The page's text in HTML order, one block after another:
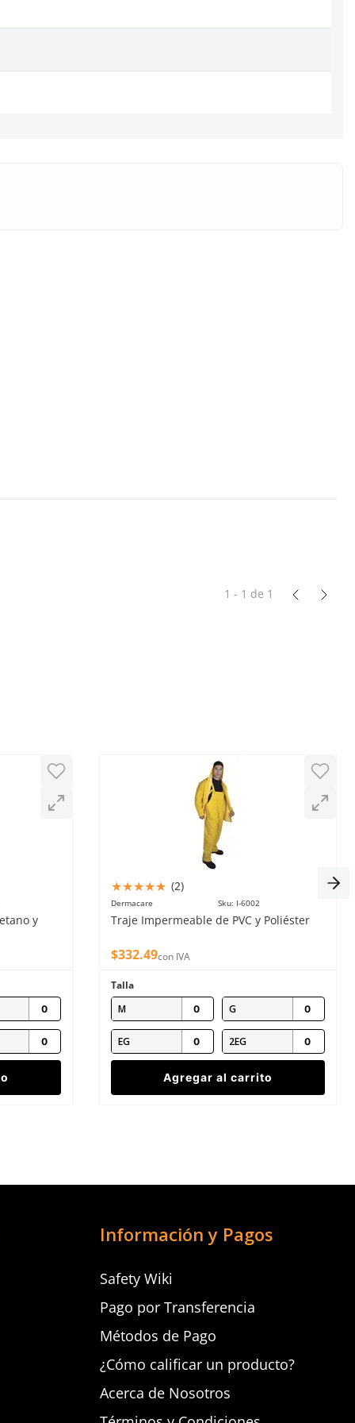
1 - 1 de 1
y
★★★★★ (2)
Dermacare Sku: I-6002
Traje Impermeable de PVC y Poliéster
$332.49con IVA
Talla
M
G
EG 2EG
Agregar al carrito
Información y Pagos
Safety Wiki
Pago por Transferencia
Métodos de Pago
¿Cómo calificar un producto?
Acerca de Nosotros